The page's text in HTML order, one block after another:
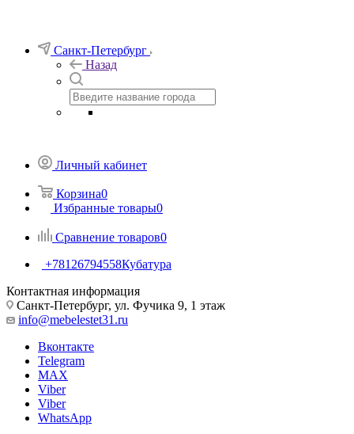
Санкт-Петербург
Назад
Личный кабинет
Корзина0
Избранные товары0
Сравнение товаров0
+78126794558Кубатура
Контактная информация
Санкт-Петербург, ул. Фучика 9, 1 этаж
info@mebelestet31.ru
Вконтакте
Telegram
MAX
Viber
Viber
WhatsApp